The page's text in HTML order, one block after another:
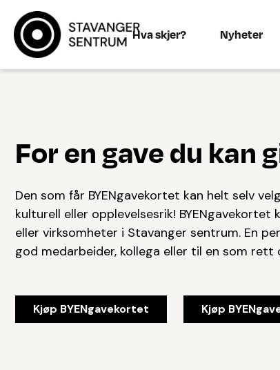
Hva skjer? Nyheter
For en gave du kan
Den som får BYENgavekortet kan helt selv
kulturell eller opplevelsesrik!
eller virksomheter i Stavanger sentrum. En
god medarbeider, kollega eller til en som
Kjøp BYENgavekortet Kjøp